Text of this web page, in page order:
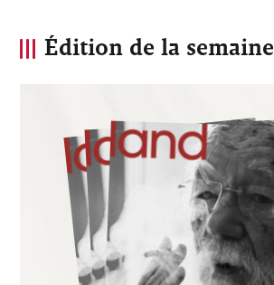
Édition de la semaine